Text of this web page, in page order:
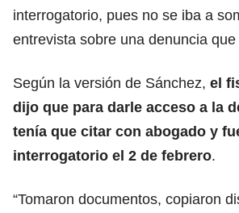
interrogatorio, pues no se iba a
entrevista sobre una denuncia
Según la versión de Sánchez, el
dijo que para darle acceso a la
tenía que citar con abogado y
interrogatorio el 2 de febrero.
“Tomaron documentos, copiaron